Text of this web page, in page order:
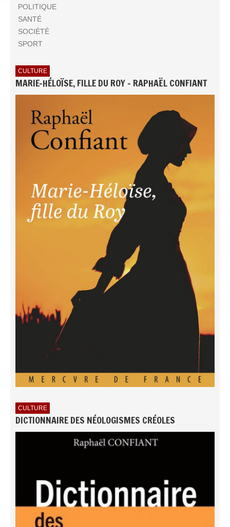
POLITIQUE
SANTÉ
SOCIÉTÉ
SPORT
CULTURE
MARIE-HÉLOÏSE, FILLE DU ROY - RAPHAËL CONFIANT
CULTURE
DICTIONNAIRE DES NÉOLOGISMES CRÉOLES